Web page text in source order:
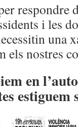
respondre
i les
una
els nostres
en
estiguem